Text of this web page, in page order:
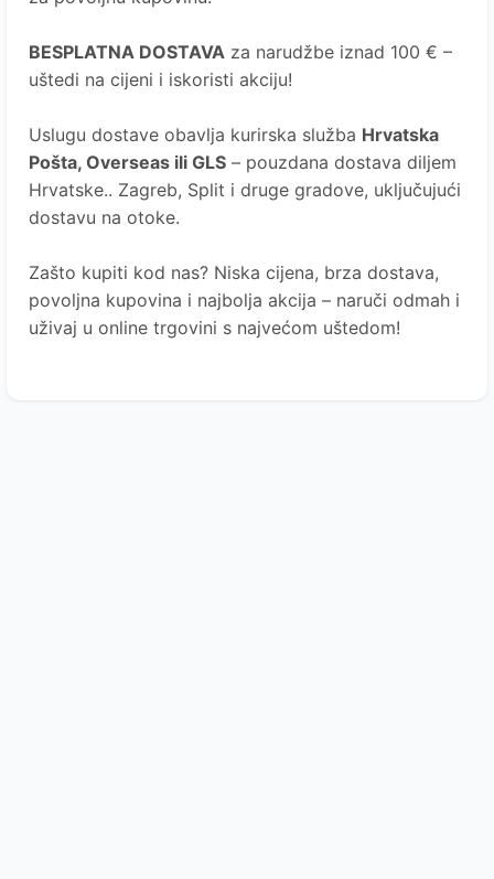
BESPLATNA DOSTAVA za narudžbe iznad 100 € –
uštedi na cijeni i iskoristi akciju!
Uslugu dostave obavlja kurirska služba Hrvatska
Pošta, Overseas ili GLS – pouzdana dostava diljem
Hrvatske.. Zagreb, Split i druge gradove, uključujući
dostavu na otoke.
Zašto kupiti kod nas? Niska cijena, brza dostava,
povoljna kupovina i najbolja akcija – naruči odmah i
uživaj u online trgovini s najvećom uštedom!